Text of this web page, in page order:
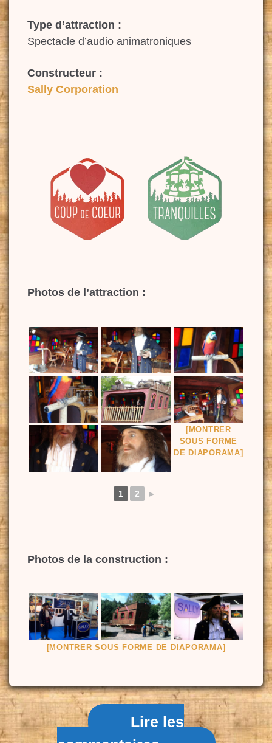
Type d’attraction :
Spectacle d’audio animatroniques
Constructeur :
Sally Corporation
Photos de l’attraction :
[MONTRER
SOUS FORME
DE DIAPORAMA]
1 2 ►
Photos de la construction :
[MONTRER SOUS FORME DE DIAPORAMA]
Lire les